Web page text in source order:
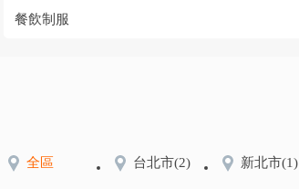
餐飲制服
全區 台北市(2) 新北市(1)